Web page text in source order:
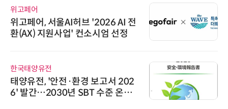
위고페어
위고페어, 서울AI허브 '2026 AI 전
환(AX) 지원사업' 컨소시엄 선정
한국태양유전
태양유전, '안전·환경 보고서 202
6' 발간…2030년 SBT 수준 온실